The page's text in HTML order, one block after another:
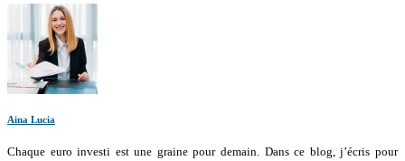
Aina Lucia
Chaque euro investi est une graine pour demain. Dans ce blog, j’écris pour